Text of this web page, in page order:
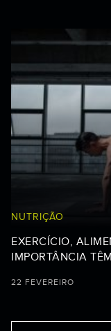
NUTRIÇÃO
EXERCÍCIO,
IMPORTÂNCIA
22 FEVEREIRO